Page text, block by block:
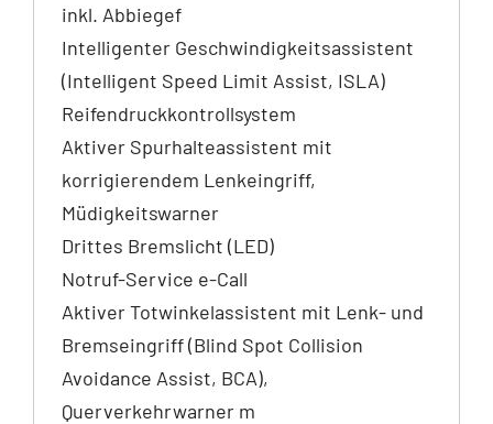
inkl. Abbiegef
Intelligenter Geschwindigkeitsassistent
(Intelligent Speed Limit Assist, ISLA)
Reifendruckkontrollsystem
Aktiver Spurhalteassistent mit
korrigierendem Lenkeingriff,
Müdigkeitswarner
Drittes Bremslicht (LED)
Notruf-Service e-Call
Aktiver Totwinkelassistent mit Lenk- und
Bremseingriff (Blind Spot Collision
Avoidance Assist, BCA),
Querverkehrwarner m